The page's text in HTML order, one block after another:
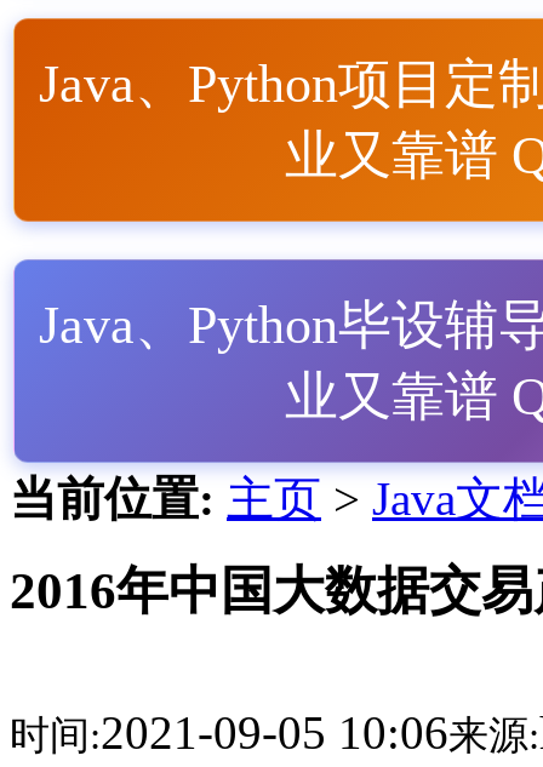
Java、Python项目定
业又靠谱
Java、Python毕设辅
业又靠谱
当前位置: 主页 > Java文
2016年中国大数据交
时间:2021-09-05 10:06来源: